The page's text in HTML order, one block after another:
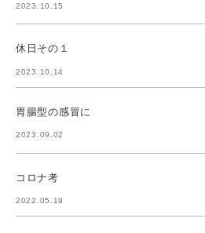
2023.10.15
休日その１
2023.10.14
胃腸型の感冒に
2023.09.02
コロナ考
2022.05.19